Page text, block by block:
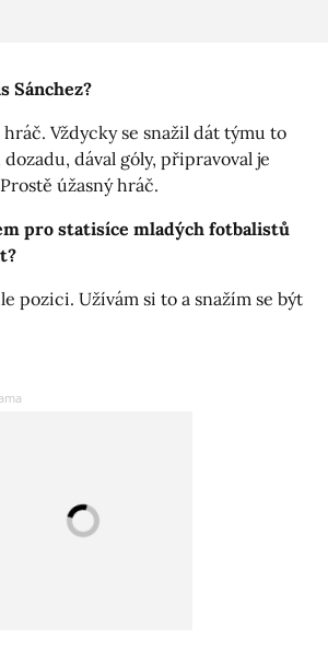
Sánchez?
Vždycky se snažil dát týmu to
dával góly, připravoval je
úžasný hráč.
pro statisíce mladých fotbalistů
pozici. Užívám si to a snažím se být